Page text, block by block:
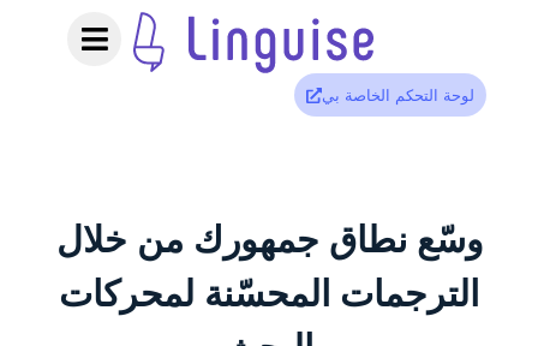
لوحة التحكم الخاصة بي
وسّع نطاق جمهورك من خلال
الترجمات المحسّنة لمحركات